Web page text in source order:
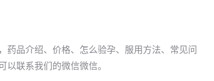
药品介绍、价格、怎么验孕、服用方法、常见问
联系我们的微信微信。